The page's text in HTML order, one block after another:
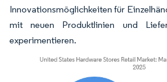
Innovationsmöglichkeiten für
mit neuen Produktlinien und
experimentieren.